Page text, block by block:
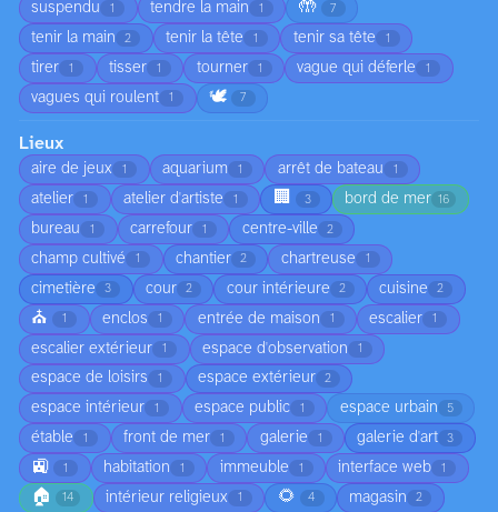
suspendu 1 tendre la main 1 🤲 7
tenir la main 2 tenir la tête 1 tenir sa tête 1
tirer 1 tisser 1 tourner 1 vague qui déferle 1
vagues qui roulent 1 🕊️ 7
Lieux
aire de jeux 1 aquarium 1 arrêt de bateau 1
atelier 1 atelier d'artiste 1 🏢 3 bord de mer 16
bureau 1 carrefour 1 centre-ville 2
champ cultivé 1 chantier 2 chartreuse 1
cimetière 3 cour 2 cour intérieure 2 cuisine 2
⛪ 1 enclos 1 entrée de maison 1 escalier 1
escalier extérieur 1 espace d'observation 1
espace de loisirs 1 espace extérieur 2
espace intérieur 1 espace public 1 espace urbain 5
étable 1 front de mer 1 galerie 1 galerie d'art 3
🚉 1 habitation 1 immeuble 1 interface web 1
🏠 14 intérieur religieux 1 🌻 4 magasin 2